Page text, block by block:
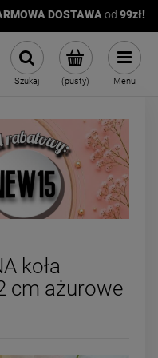
DOSTAWA od 99zł!
(pusty)
Szukaj Menu
koła
cm ażurowe